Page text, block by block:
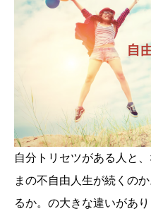
自分トリセツがある人と
まの不自由人生が続くの
るか。の大きな違いがあ